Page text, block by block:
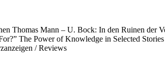
Thomas Mann – U. Bock: In den Ruinen der
The Power of Knowledge in Selected
/ Reviews